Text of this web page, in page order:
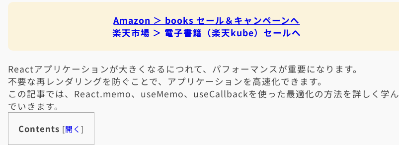
Amazon ＞ books セール＆キャンペーンへ
楽天市場 ＞ 電子書籍（楽天kube）セールへ
Reactアプリケーションが大きくなるにつれて、パフォーマンスが重要になります。
不要な再レンダリングを防ぐことで、アプリケーションを高速化できます。
この記事では、React.memo、useMemo、useCallbackを使った最適化の方法を詳しく学ん
でいきます。
Contents [開く ]